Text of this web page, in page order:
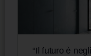
“Il futuro è